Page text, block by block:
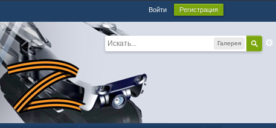
Войти Регистрация
Галерея